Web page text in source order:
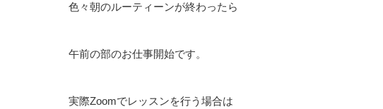
色々朝のルーティーンが終わったら
午前の部のお仕事開始です。
実際Zoomでレッスンを行う場合は